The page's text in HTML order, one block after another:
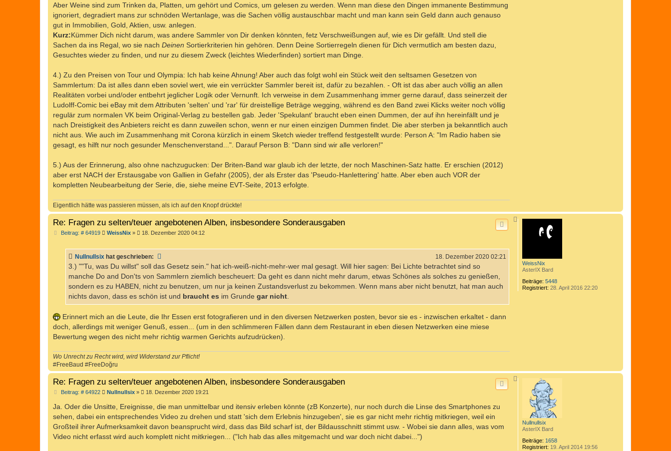
Aber Weine sind zum Trinken da, Platten, um gehört und Comics, um gelesen zu werden. Wenn man diese den Dingen immanente Bestimmung
ignoriert, degradiert mans zur schnöden Wertanlage, was die Sachen völlig austauschbar macht und man kann sein Geld dann auch genauso
gut in Immobilien, Gold, Aktien, usw. anlegen.
Kurz:Kümmer Dich nicht darum, was andere Sammler von Dir denken könnten, fetz Verschweißungen auf, wie es Dir gefällt. Und stell die
Sachen da ins Regal, wo sie nach Deinen Sortierkriterien hin gehören. Denn Deine Sortierregeln dienen für Dich vermutlich am besten dazu,
Gesuchtes wieder zu finden, und nur zu diesem Zweck (leichtes Wiederfinden) sortiert man Dinge.
4.) Zu den Preisen von Tour und Olympia: Ich hab keine Ahnung! Aber auch das folgt wohl ein Stück weit den seltsamen Gesetzen von
Sammlertum: Da ist alles dann eben soviel wert, wie ein verrückter Sammler bereit ist, dafür zu bezahlen. - Oft ist das aber auch völlig an allen
Realitäten vorbei und/oder entbehrt jeglicher Logik oder Vernunft. Ich verweise in dem Zusammenhang immer gerne darauf, dass seinerzeit der
Ludolff-Comic bei eBay mit dem Attributen 'selten' und 'rar' für dreistellige Beträge wegging, während es den Band zwei Klicks weiter noch völlig
regulär zum normalen VK beim Original-Verlag zu bestellen gab. Jeder 'Spekulant' braucht eben einen Dummen, der auf ihn hereinfällt und je
nach Dreistigkeit des Anbieters reicht es dann zuweilen schon, wenn er nur einen einzigen Dummen findet. Die aber sterben ja bekanntlich auch
nicht aus. Wie auch im Zusammenhang mit Corona kürzlich in einem Sketch wieder treffend festgestellt wurde: Person A: "Im Radio haben sie
gesagt, es hilft nur noch gesunder Menschenverstand...". Darauf Person B: "Dann sind wir alle verloren!"
5.) Aus der Erinnerung, also ohne nachzugucken: Der Briten-Band war glaub ich der letzte, der noch Maschinen-Satz hatte. Er erschien (2012)
aber erst NACH der Erstausgabe von Gallien in Gefahr (2005), der als Erster das 'Pseudo-Hanlettering' hatte. Aber eben auch VOR der
kompletten Neubearbeitung der Serie, die, siehe meine EVT-Seite, 2013 erfolgte.
Eigentlich hätte was passieren müssen, als ich auf den Knopf drückte!
WeissNix
AsterIX Bard
Beiträge: 5448
Registriert: 28. April 2016 22:20
Re: Fragen zu selten/teuer angebotenen Alben, insbesondere Sonderausgaben
Beitrag: # 64919B
r
a
WeissNix» 18. Dezember 2020 04:12
Nullnullsix hat geschrieben: 18. Dezember 2020 02:21
3.) ""Tu, was Du willst" soll das Gesetz sein." hat ich-weiß-nicht-mehr-wer mal gesagt. Will hier sagen: Bei Lichte betrachtet sind so
manche Do and Don'ts von Sammlern ziemlich bescheuert: Da geht es dann nicht mehr darum, etwas Schönes als solches zu genießen,
sondern es zu HABEN, nicht zu benutzen, um nur ja keinen Zustandsverlust zu bekommen. Wenn mans aber nicht benutzt, hat man auch
nichts davon, dass es schön ist und braucht es im Grunde gar nicht.
Erinnert mich an die Leute, die Ihr Essen erst fotografieren und in den diversen Netzwerken posten, bevor sie es - inzwischen erkaltet - dann
doch, allerdings mit weniger Genuß, essen... (um in den schlimmeren Fällen dann dem Restaurant in eben diesen Netzwerken eine miese
Bewertung wegen des nicht mehr richtig warmen Gerichts aufzudrücken).
Wo Unrecht zu Recht wird, wird Widerstand zur Pflicht!
#FreeBaud #FreeDoğru
N
n
Nullnullsix
AsterIX Bard
Beiträge: 1658
Registriert: 19. April 2014 19:56
Re: Fragen zu selten/teuer angebotenen Alben, insbesondere Sonderausgaben
Beitrag: # 64922B
i
t
r
a
g
Nullnullsix» 18. Dezember 2020 19:21
Ja. Oder die Unsitte, Ereignisse, die man unmittelbar und itensiv erleben könnte (zB Konzerte), nur noch durch die Linse des Smartphones zu
sehen, dabei ein entsprechendes Video zu drehen und statt 'sich dem Erlebnis hinzugeben', sie es gar nicht mehr richtig mitkriegen, weil ein
Großteil ihrer Aufmerksamkeit davon beansprucht wird, dass das Bild scharf ist, der Bildausschnitt stimmt usw. - Wobei sie dann alles, was vom
Video nicht erfasst wird auch komplett nicht mitkriegen... ("Ich hab das alles mitgemacht und war doch nicht dabei...")